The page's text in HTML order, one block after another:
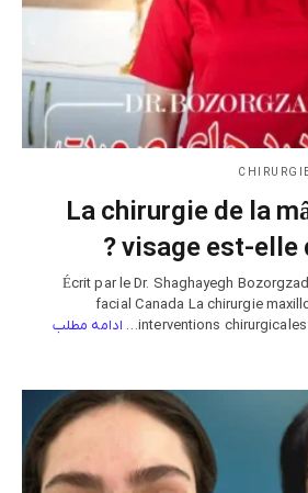
La chirurgie de la
visage est-elle
Écrit par le Dr. Shaghayegh
facial Canada La chirurgie
interventions
ادامه مطلب